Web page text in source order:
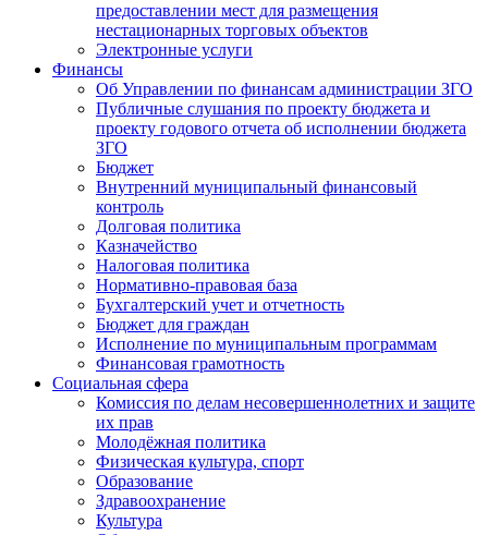
предоставлении мест для размещения
нестационарных торговых объектов
Электронные услуги
Финансы
Об Управлении по финансам администрации ЗГО
Публичные слушания по проекту бюджета и
проекту годового отчета об исполнении бюджета
ЗГО
Бюджет
Внутренний муниципальный финансовый
контроль
Долговая политика
Казначейство
Налоговая политика
Нормативно-правовая база
Бухгалтерский учет и отчетность
Бюджет для граждан
Исполнение по муниципальным программам
Финансовая грамотность
Социальная сфера
Комиссия по делам несовершеннолетних и защите
их прав
Молодёжная политика
Физическая культура, спорт
Образование
Здравоохранение
Культура